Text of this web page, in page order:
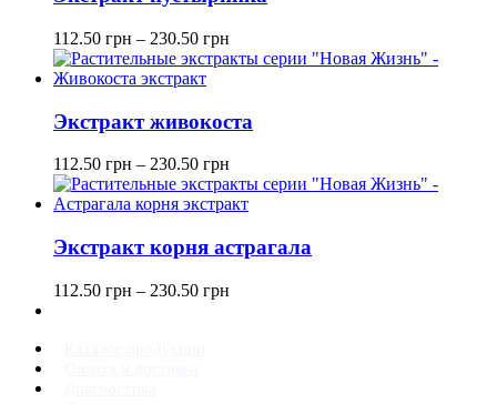
112.50 грн – 230.50 грн
Экстракт живокоста
112.50 грн – 230.50 грн
Экстракт корня астрагала
112.50 грн – 230.50 грн